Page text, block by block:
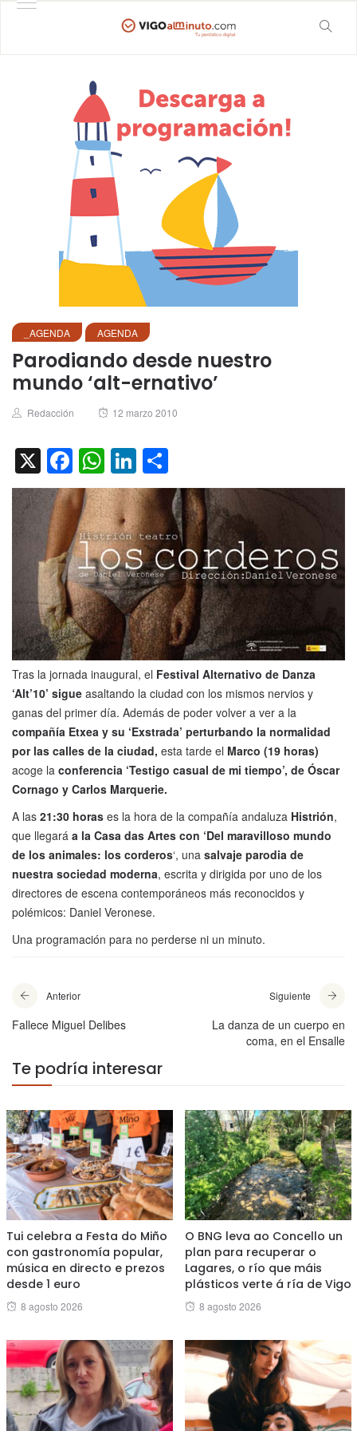
_AGENDA AGENDA
Parodiando desde nuestro
mundo ‘alt-ernativo’
Author
Redacción
Posted
12 marzo 2010
X Facebook
WhatsApp
LinkedIn
Tras la jornada inaugural, el Festival Alternativo de Danza
‘Alt’10’ sigue asaltando la ciudad con los mismos nervios y
ganas del primer día. Además de poder volver a ver a la
compañía Etxea y su ‘Exstrada’ perturbando la normalidad
por las calles de la ciudad, esta tarde el Marco (19 horas)
acoge la conferencia ‘Testigo casual de mi tiempo’, de Óscar
Cornago y Carlos Marquerie.
A las 21:30 horas es la hora de la compañía andaluza Histrión,
que llegará a la Casa das Artes con ‘Del maravilloso mundo
de los animales: los corderos‘, una salvaje parodia de
nuestra sociedad moderna, escrita y dirigida por uno de los
directores de escena contemporáneos más reconocidos y
polémicos: Daniel Veronese.
Una programación para no perderse ni un minuto.
Anterior
Fallece Miguel Delibes
Siguiente
La danza de un cuerpo en
coma, en el Ensalle
Te podría interesar
Tui celebra a Festa do Miño
con gastronomía popular,
música en directo e prezos
desde 1 euro
Posted
8 agosto 2026
O BNG leva ao Concello un
plan para recuperar o
Lagares, o río que máis
plásticos verte á ría de Vigo
Posted
8 agosto 2026